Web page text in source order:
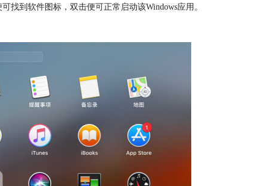
找到软件图标，双击便可正常启动该Windows应用。